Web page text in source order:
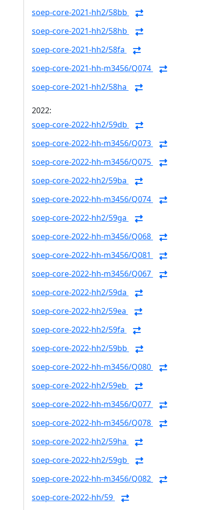
soep-core-2021-hh2/58bb
soep-core-2021-hh2/58hb
soep-core-2021-hh2/58fa
soep-core-2021-hh-m3456/Q074
soep-core-2021-hh2/58ha
2022:
soep-core-2022-hh2/59db
soep-core-2022-hh-m3456/Q073
soep-core-2022-hh-m3456/Q075
soep-core-2022-hh2/59ba
soep-core-2022-hh-m3456/Q074
soep-core-2022-hh2/59ga
soep-core-2022-hh-m3456/Q068
soep-core-2022-hh-m3456/Q081
soep-core-2022-hh-m3456/Q067
soep-core-2022-hh2/59da
soep-core-2022-hh2/59ea
soep-core-2022-hh2/59fa
soep-core-2022-hh2/59bb
soep-core-2022-hh-m3456/Q080
soep-core-2022-hh2/59eb
soep-core-2022-hh-m3456/Q077
soep-core-2022-hh-m3456/Q078
soep-core-2022-hh2/59ha
soep-core-2022-hh2/59gb
soep-core-2022-hh-m3456/Q082
soep-core-2022-hh/59